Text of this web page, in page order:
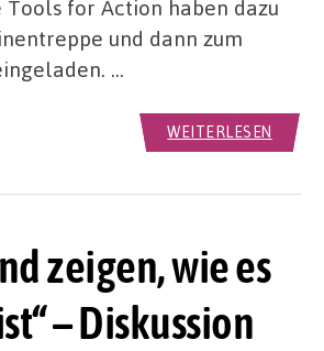
Tools for Action haben dazu
und dann zum
…
WEITERLESEN
zeigen, wie es
– Diskussion